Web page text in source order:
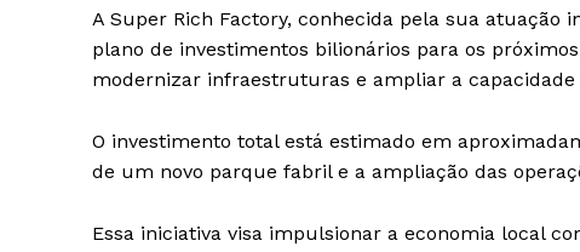
A Super Rich Factory, conhecida pela sua atuação
plano de investimentos bilionários para os
modernizar infraestruturas e ampliar a capacidade
O investimento total está estimado em
de um novo parque fabril e a ampliação das
Essa iniciativa visa impulsionar a economia local